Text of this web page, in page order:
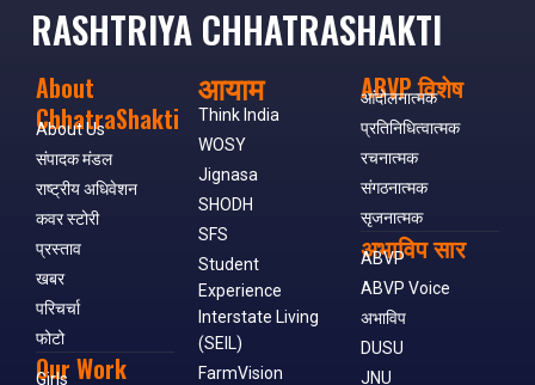
RASHTRIYA CHHATRASHAKTI
About
ChhatraShakti
About Us
संपादक मंडल
राष्ट्रीय अधिवेशन
कवर स्टोरी
प्रस्ताव
खबर
परिचर्चा
फोटो
Our Work
Girls
आयाम
Think India
WOSY
Jignasa
SHODH
SFS
Student
Experience
Interstate Living
(SEIL)
FarmVision
ABVP विशेष
आंदोलनात्मक
प्रतिनिधित्वात्मक
रचनात्मक
संगठनात्मक
सृजनात्मक
अभाविप सार
ABVP
ABVP Voice
अभाविप
DUSU
JNU